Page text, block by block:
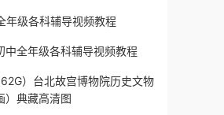
年级各科辅导视频教程
中全年级各科辅导视频教程
）台北故宫博物院历史文物
）典藏高清图